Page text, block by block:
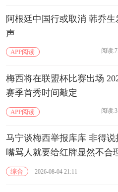
阿根廷中国行或取消 韩乔生
声
APP阅读 阅读
梅西将在联盟杯比赛出场
赛季首秀时间敲定
APP阅读 阅读
马宁谈梅西举报库库 非得说
嘴骂人就要给红牌显然不合
综合 2026-08-04 21:11